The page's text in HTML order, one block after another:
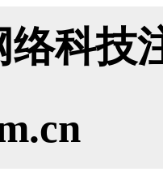
络科技